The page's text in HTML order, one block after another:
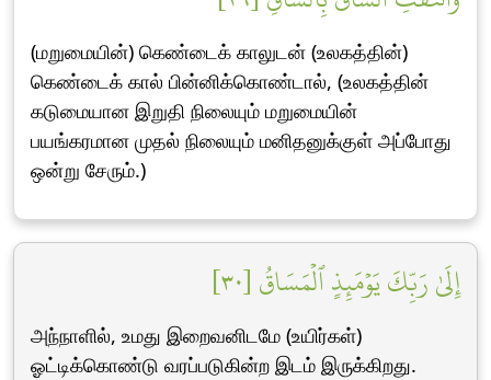
(மறுமையின்) கெண்டைக் காலுடன் (உலகத்தின்)
கெண்டைக் கால் பின்னிக்கொண்டால், (உலகத்தின்
கடுமையான இறுதி நிலையும் மறுமையின்
பயங்கரமான முதல் நிலையும் மனிதனுக்குள் அப்போது
ஒன்று சேரும்.)
إِلَىٰ رَبِّكَ يَوۡمَئِذٍ ٱلۡمَسَاقُ [٣٠]
அந்நாளில், உமது இறைவனிடமே (உயிர்கள்)
ஓட்டிக்கொண்டு வரப்படுகின்ற இடம் இருக்கிறது.